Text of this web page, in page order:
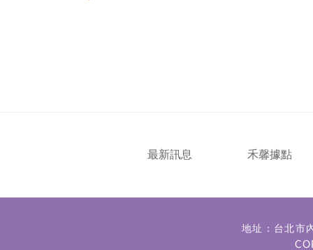
最新訊息 禾馨據點
地址：台北市